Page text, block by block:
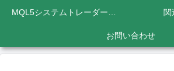
MQL5システムトレーダーの為のPython講座 関
お問い合わせ